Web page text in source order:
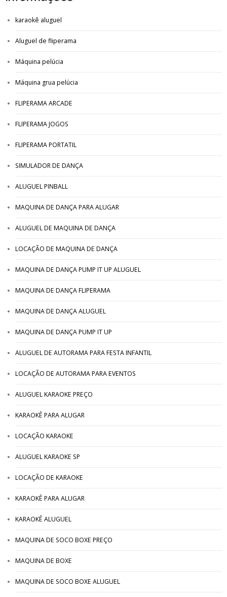
karaokê aluguel
Aluguel de fliperama
Máquina pelúcia
Máquina grua pelúcia
FLIPERAMA ARCADE
FLIPERAMA JOGOS
FLIPERAMA PORTATIL
SIMULADOR DE DANÇA
ALUGUEL PINBALL
MAQUINA DE DANÇA PARA ALUGAR
ALUGUEL DE MAQUINA DE DANÇA
LOCAÇÃO DE MAQUINA DE DANÇA
MAQUINA DE DANÇA PUMP IT UP ALUGUEL
MAQUINA DE DANÇA FLIPERAMA
MAQUINA DE DANÇA ALUGUEL
MAQUINA DE DANÇA PUMP IT UP
ALUGUEL DE AUTORAMA PARA FESTA INFANTIL
LOCAÇÃO DE AUTORAMA PARA EVENTOS
ALUGUEL KARAOKE PREÇO
KARAOKÊ PARA ALUGAR
LOCAÇÃO KARAOKE
ALUGUEL KARAOKE SP
LOCAÇÃO DE KARAOKE
KARAOKÊ PARA ALUGAR
KARAOKÊ ALUGUEL
MAQUINA DE SOCO BOXE PREÇO
MAQUINA DE BOXE
MAQUINA DE SOCO BOXE ALUGUEL